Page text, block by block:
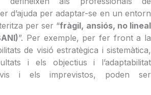
d’ajuda per adaptar-se en un entorn
per ser “fràgil, ansiós, no lineal
”. Per exemple, per fer front a la
de visió estratègica i sistemàtica,
i els objectius i l’adaptabilitat
i els imprevistos, poden ser